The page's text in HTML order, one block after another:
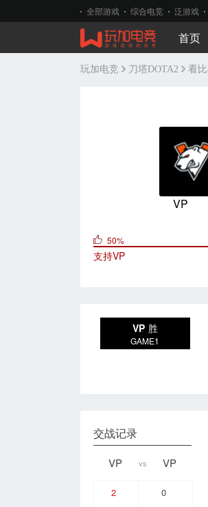
全部游戏 综合电竞 泛游戏
首页
玩加电竞 刀塔DOTA2 看
VP
50%
支持VP
VP 胜
GAME1
交战记录
VP vs VP
2
0